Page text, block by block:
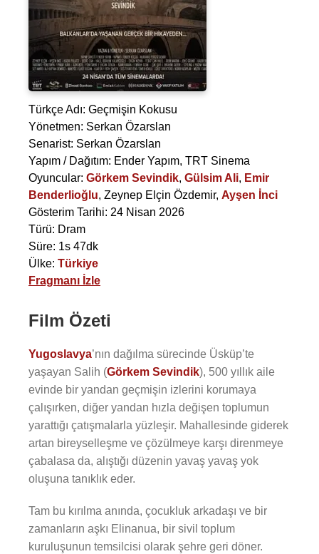
Türkçe Adı: Geçmişin Kokusu
Yönetmen: Serkan Özarslan
Senarist: Serkan Özarslan
Yapım / Dağıtım: Ender Yapım, TRT Sinema
Oyuncular: Görkem Sevindik, Gülsim Ali, Emir
Benderlioğlu, Zeynep Elçin Özdemir, Ayşen İnci
Gösterim Tarihi: 24 Nisan 2026
Türü: Dram
Süre: 1s 47dk
Ülke: Türkiye
Fragmanı İzle
Film Özeti
Yugoslavya’nın dağılma sürecinde Üsküp’te
yaşayan Salih (Görkem Sevindik), 500 yıllık aile
evinde bir yandan geçmişin izlerini korumaya
çalışırken, diğer yandan hızla değişen toplumun
yarattığı çatışmalarla yüzleşir. Mahallesinde giderek
artan bireyselleşme ve çözülmeye karşı direnmeye
çabalasa da, alıştığı düzenin yavaş yavaş yok
oluşuna tanıklık eder.
Tam bu kırılma anında, çocukluk arkadaşı ve bir
zamanların aşkı Elinanua, bir sivil toplum
kuruluşunun temsilcisi olarak şehre geri döner.